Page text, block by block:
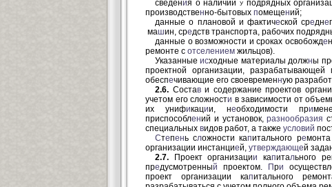
сведения о наличии у подрядных
производственно-бытовых помещений;
данные о плановой и фактической средне
машин, средств транспорта, рабочих
данные о возможности и сроках освобожде
ремонте с отселением жильцов).
Указанныеисходные материалы должны
проектной организации, разрабатывающей
обеспечивающие его своевременную
2.6. Состави содержание проектов
учетом его сложности в зависимости от
их унификации, необходимости примене
приспособлений и установок,разнообразия
специальных видов работ, а также условий
Степень сложности капитального ре
организации инстанцией, утверждающей
2.7. Проект организации капитального
предусмотренный проектом. При
проект организации капитального